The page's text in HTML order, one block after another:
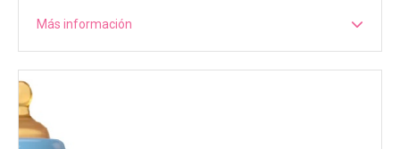
Más información